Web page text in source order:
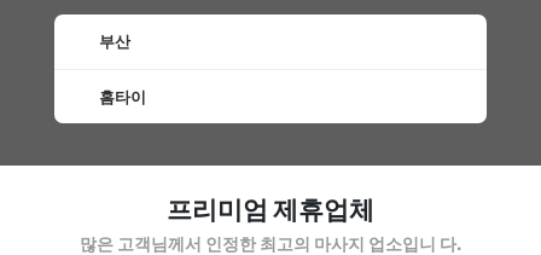
부산
홈타이
프리미엄 제휴업체
많은 고객님께서 인정한 최고의 마사지 업소입니 다.